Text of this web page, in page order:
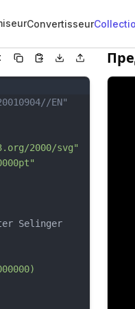
Convertisseur
EN"
2000/svg"
Selinger